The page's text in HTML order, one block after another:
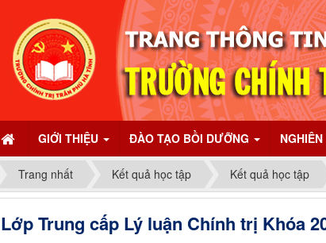
GIỚI THIỆU ĐÀO TẠO BỒI DƯỠNG
Trang nhất Kết quả học tập Kết quả học tập
Lớp Trung cấp Lý luận Chính trị Khóa